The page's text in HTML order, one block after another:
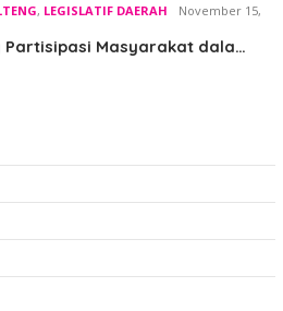
, LEGISLATIF DAERAH
November 15,
Partisipasi Masyarakat dala…